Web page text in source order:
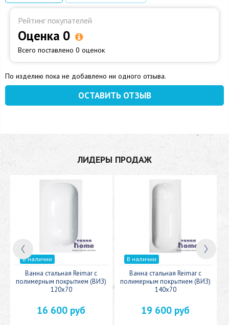
Рейтинг покупателей
Оценка 0
Всего поставлено 0 оценок
По изделию пока не добавлено ни одного отзыва.
ОСТАВИТЬ ОТЗЫВ
ЛИДЕРЫ ПРОДАЖ
В наличии
Ванна стальная Reimar с
полимерным покрытием (ВИЗ)
120x70
16 600 руб
В наличии
Ванна стальная Reimar с
полимерным покрытием (ВИЗ)
140x70
19 600 руб